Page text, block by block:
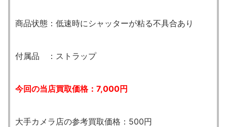
商品状態：低速時にシャッターが粘る不具合あり
付属品 ：ストラップ
今回の当店買取価格：7,000円
大手カメラ店の参考買取価格：500円